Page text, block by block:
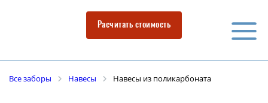
Расчитать стоимость
Все заборы Навесы Навесы из поликарбоната